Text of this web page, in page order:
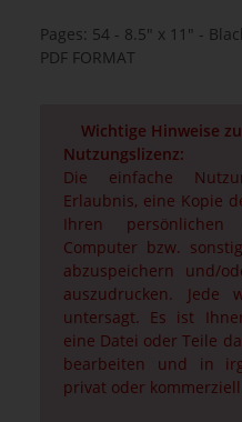
Pages: 54 - 8.5" x 11" -
PDF FORMAT
Wichtige Hinweise
Nutzungslizenz:
Die einfache
Erlaubnis, eine Kopie
Ihren
Computer bzw.
abzuspeichern und/
auszudrucken. Jede
untersagt. Es ist
eine Datei oder Teile
bearbeiten und in
privat oder